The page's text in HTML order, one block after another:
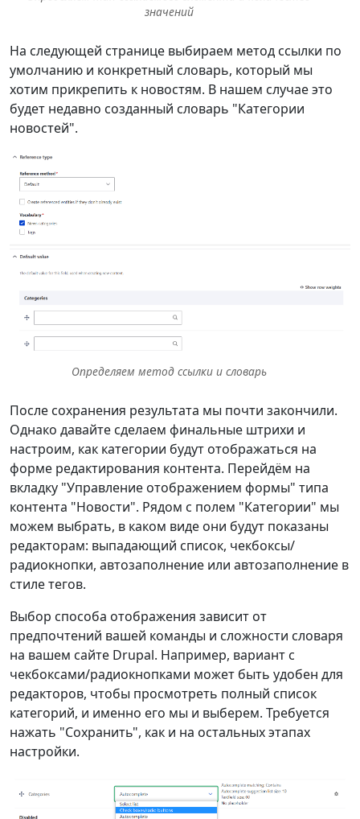
значений
На следующей странице выбираем метод ссылки по
умолчанию и конкретный словарь, который мы
хотим прикрепить к новостям. В нашем случае это
будет недавно созданный словарь "Категории
новостей".
Определяем метод ссылки и словарь
После сохранения результата мы почти закончили.
Однако давайте сделаем финальные штрихи и
настроим, как категории будут отображаться на
форме редактирования контента. Перейдём на
вкладку "Управление отображением формы" типа
контента "Новости". Рядом с полем "Категории" мы
можем выбрать, в каком виде они будут показаны
редакторам: выпадающий список, чекбоксы/
радиокнопки, автозаполнение или автозаполнение в
стиле тегов.
Выбор способа отображения зависит от
предпочтений вашей команды и сложности словаря
на вашем сайте Drupal. Например, вариант с
чекбоксами/радиокнопками может быть удобен для
редакторов, чтобы просмотреть полный список
категорий, и именно его мы и выберем. Требуется
нажать "Сохранить", как и на остальных этапах
настройки.